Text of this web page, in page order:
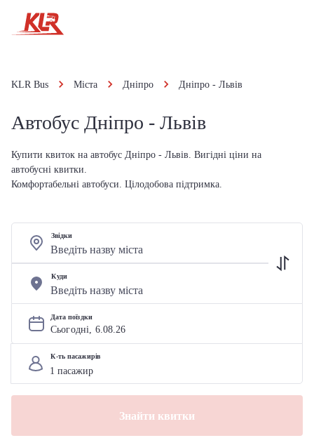
KLR Bus Міста Дніпро Дніпро - Львів
Автобус Дніпро - Львів
Купити квиток на автобус Дніпро - Львів. Вигідні ціни на
автобусні квитки.
Комфортабельні автобуси. Цілодобова підтримка.
Звідки
Куди
Дата поїздки
Сьогодні, 6.08.26
К-ть пасажирів
Знайти квитки